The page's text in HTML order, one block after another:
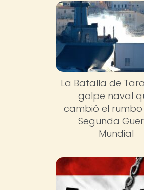
La Batalla de
golpe naval
cambió el
Segunda
Mundial